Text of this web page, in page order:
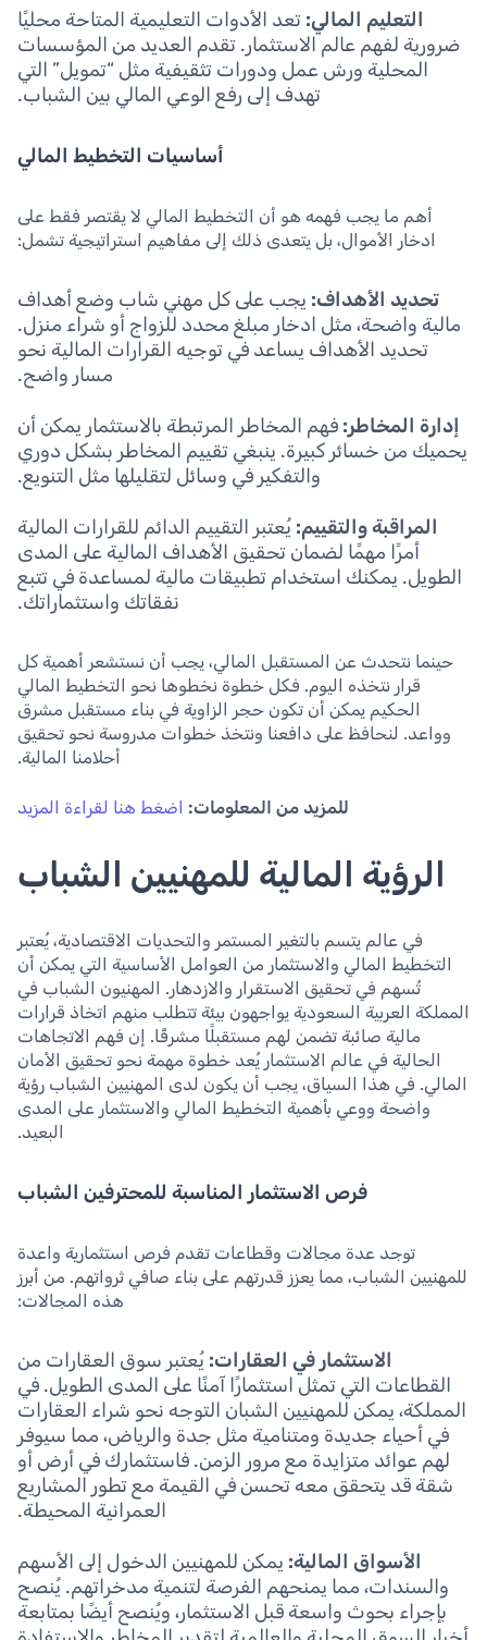
التعليم المالي: تعد الأدوات التعليمية المتاحة محليًا
ضرورية لفهم عالم الاستثمار. تقدم العديد من المؤسسات
المحلية ورش عمل ودورات تثقيفية مثل “تمويل” التي
تهدف إلى رفع الوعي المالي بين الشباب.
أساسيات التخطيط المالي
أهم ما يجب فهمه هو أن التخطيط المالي لا يقتصر فقط على
ادخار الأموال، بل يتعدى ذلك إلى مفاهيم استراتيجية تشمل:
تحديد الأهداف: يجب على كل مهني شاب وضع أهداف
مالية واضحة، مثل ادخار مبلغ محدد للزواج أو شراء منزل.
تحديد الأهداف يساعد في توجيه القرارات المالية نحو
مسار واضح.
إدارة المخاطر: فهم المخاطر المرتبطة بالاستثمار يمكن أن
يحميك من خسائر كبيرة. ينبغي تقييم المخاطر بشكل دوري
والتفكير في وسائل لتقليلها مثل التنويع.
المراقبة والتقييم: يُعتبر التقييم الدائم للقرارات المالية
أمرًا مهمًا لضمان تحقيق الأهداف المالية على المدى
الطويل. يمكنك استخدام تطبيقات مالية لمساعدة في تتبع
نفقاتك واستثماراتك.
حينما نتحدث عن المستقبل المالي، يجب أن نستشعر أهمية كل
قرار نتخذه اليوم. فكل خطوة نخطوها نحو التخطيط المالي
الحكيم يمكن أن تكون حجر الزاوية في بناء مستقبل مشرق
وواعد. لنحافظ على دافعنا ونتخذ خطوات مدروسة نحو تحقيق
أحلامنا المالية.
للمزيد من المعلومات: اضغط هنا لقراءة المزيد
الرؤية المالية للمهنيين الشباب
في عالم يتسم بالتغير المستمر والتحديات الاقتصادية، يُعتبر
التخطيط المالي والاستثمار من العوامل الأساسية التي يمكن أن
تُسهم في تحقيق الاستقرار والازدهار. المهنيون الشباب في
المملكة العربية السعودية يواجهون بيئة تتطلب منهم اتخاذ قرارات
مالية صائبة تضمن لهم مستقبلًا مشرقًا. إن فهم الاتجاهات
الحالية في عالم الاستثمار يُعد خطوة مهمة نحو تحقيق الأمان
المالي. في هذا السياق، يجب أن يكون لدى المهنيين الشباب رؤية
واضحة ووعي بأهمية التخطيط المالي والاستثمار على المدى
البعيد.
فرص الاستثمار المناسبة للمحترفين الشباب
توجد عدة مجالات وقطاعات تقدم فرص استثمارية واعدة
للمهنيين الشباب، مما يعزز قدرتهم على بناء صافي ثرواتهم. من أبرز
هذه المجالات:
الاستثمار في العقارات: يُعتبر سوق العقارات من
القطاعات التي تمثل استثمارًا آمنًا على المدى الطويل. في
المملكة، يمكن للمهنيين الشبان التوجه نحو شراء العقارات
في أحياء جديدة ومتنامية مثل جدة والرياض، مما سيوفر
لهم عوائد متزايدة مع مرور الزمن. فاستثمارك في أرض أو
شقة قد يتحقق معه تحسن في القيمة مع تطور المشاريع
العمرانية المحيطة.
الأسواق المالية: يمكن للمهنيين الدخول إلى الأسهم
والسندات، مما يمنحهم الفرصة لتنمية مدخراتهم. يُنصح
بإجراء بحوث واسعة قبل الاستثمار، ويُنصح أيضًا بمتابعة